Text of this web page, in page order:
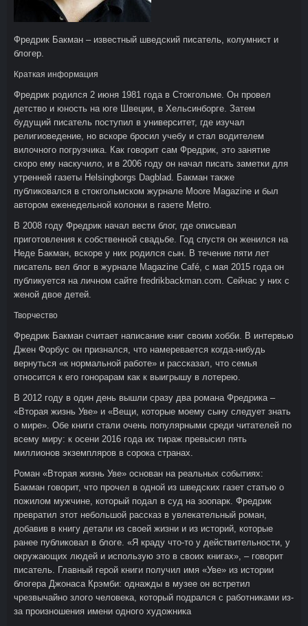
Фредрик Бакман – известный шведский писатель, колумнист и
блогер.
Краткая информация
Фредрик родился 2 июня 1981 года в Стокгольме. Он провел
детство и юность на юге Швеции, в Хельсинборге. Затем
будущий писатель поступил в университет, где изучал
религиоведение, но вскоре бросил учебу и стал водителем
вилочного погрузчика. Как говорит сам Фредрик, это занятие
скоро ему наскучило, и в 2006 году он начал писать заметки для
утренней газеты Helsingborgs Dagblad. Бакман также
публиковался в стокгольмском журнале Moore Magazine и был
автором еженедельной колонки в газете Metro.
В 2008 году Фредрик начал вести блог, где описывал
приготовления к собственной свадьбе. Год спустя он женился на
Неде Бакман, вскоре у них родился сын. В течение пяти лет
писатель вел блог в журнале Magazine Café, с мая 2015 года он
публикуется на личном сайте fredrikbackman.com. Сейчас у них с
женой двое детей.
Творчество
Фредрик Бакман считает написание книг своим хобби. В интервью
Джен Форбус он признался, что намеревается когда-нибудь
вернуться «к нормальной работе» и рассказал, что семья
относится к его гонорарам как к выигрышу в лотерею.
В 2012 году в один день вышли сразу два романа Фредрика –
«Вторая жизнь Уве» и «Вещи, которые моему сыну следует знать
о мире». Обе книги стали очень популярными среди читателей по
всему миру: к осени 2016 года их тираж превысил пять
миллионов экземпляров в сорока странах.
Роман «Вторая жизнь Уве» основан на реальных событиях:
Бакман говорит, что прочел в одной из шведских газет статью о
пожилом мужчине, который подал в суд на зоопарк. Фредрик
превратил этот небольшой рассказ в увлекательный роман,
добавив в книгу детали из своей жизни и из историй, которые
ранее публиковал в блоге. «Я краду что-то у действительности, у
окружающих людей и использую это в своих книгах», – говорит
писатель. Главный герой книги получил имя «Уве» из истории
блогера Джонаса Крэмби: однажды в музее он встретил
чрезвычайно злого человека, который подрался с работниками из-
за произношения имени одного художника